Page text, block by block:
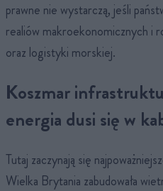
prawne nie wystarczą, jeśli
realiów makroekonomicznych i
oraz logistyki morskiej.
Koszmar
energia dusi się w
Tutaj zaczynają się
Wielka Brytania zabudowała